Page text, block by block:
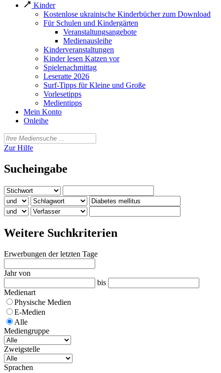
Kinder
Kostenlose ukrainische Kinderbücher zum Download
Für Schulen und Kindergärten
Veranstaltungsangebote
Medienausleihe
Kinderveranstaltungen
Kinder lesen Katzen vor
Spielenachmittag
Leseratte 2026
Surf-Tipps für Kleine und Große
Vorlesetipps
Medientipps
Mein Konto
Onleihe
Zur Hilfe
Sucheingabe
Weitere Suchkriterien
Erwerbungen der letzten Tage
Jahr von
bis
Medienart
Physische Medien
E-Medien
Alle
Mediengruppe
Zweigstelle
Sprachen